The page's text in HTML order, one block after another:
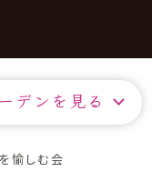
デンを見る
愉しむ会